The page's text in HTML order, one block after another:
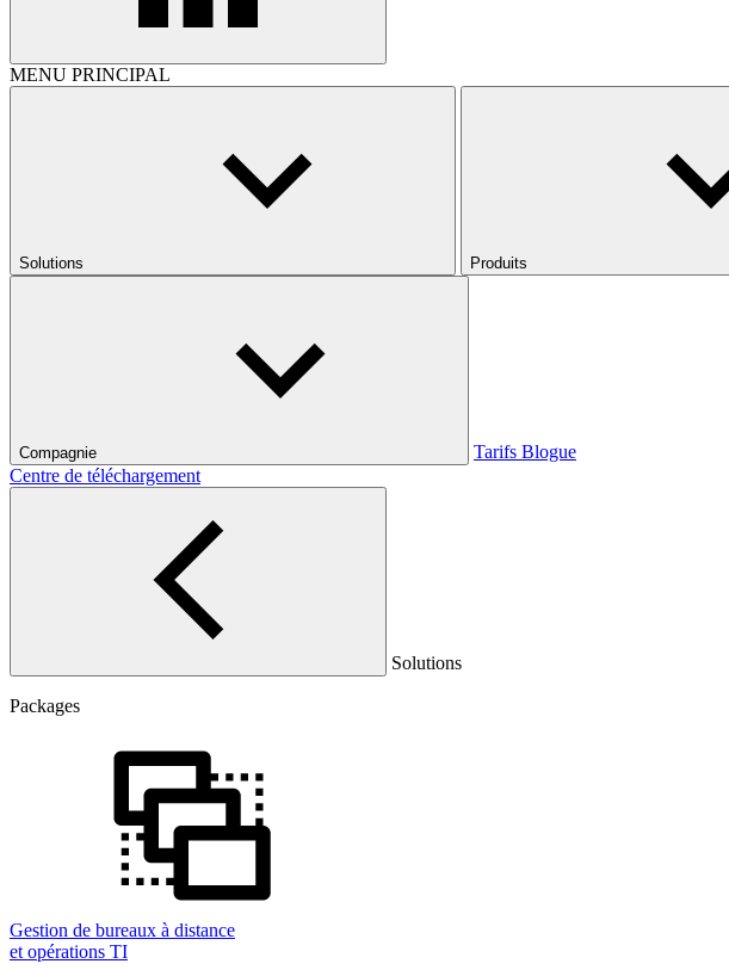
MENU PRINCIPAL
Solutions Produits
Compagnie Tarifs Blogue
Centre de téléchargement
Solutions
Packages
Gestion de bureaux à distance
et opérations TI